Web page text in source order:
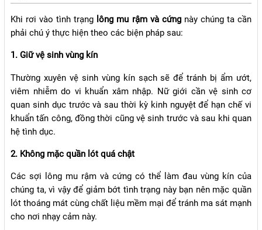
Khi rơi vào tình trạng lông mu rậm và cứngnày chúng ta cần
phải chú ý thực hiện theo các biện pháp sau:
1. Giữ vệ sinh vùng kín
Thường xuyên vệ sinh vùng kín sạch sẽ để tránh bị ẩm ướt,
viêm nhiễm do vi khuẩn xâm nhập. Nữ giới cần vệ sinh cơ
quan sinh dục trước và sau thời kỳ kinh nguyệt để hạn chế vi
khuẩn tấn công, đồng thời cũng vệ sinh trước và sau khi quan
hệ tình dục.
2. Không mặc quần lót quá chật
Các sợi lông mu rậm và cứng có thể làm đau vùng kín của
chúng ta, vì vậy để giảm bớt tình trạng này bạn nên mặc quần
lót thoáng mát cùng chất liệu mềm mại để tránh ma sát mạnh
cho nơi nhạy cảm này.